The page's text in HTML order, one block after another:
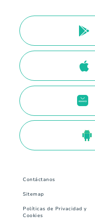
Contáctanos
Sitemap
Políticas de Privacidad y
Cookies